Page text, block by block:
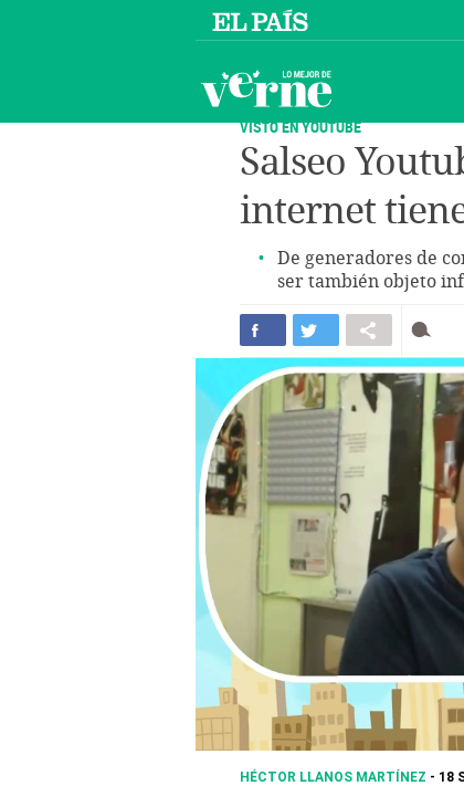
VISTO EN YOUTUBE
Salseo
internet
De generadores de
ser también objeto
HÉCTOR LLANOS MARTÍNEZ 18